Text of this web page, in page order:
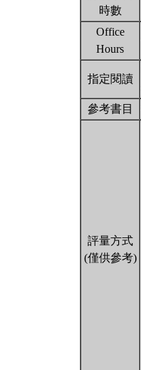
時數
Office
Hours
指定閱讀
參考書目
評量方式
(僅供參考)